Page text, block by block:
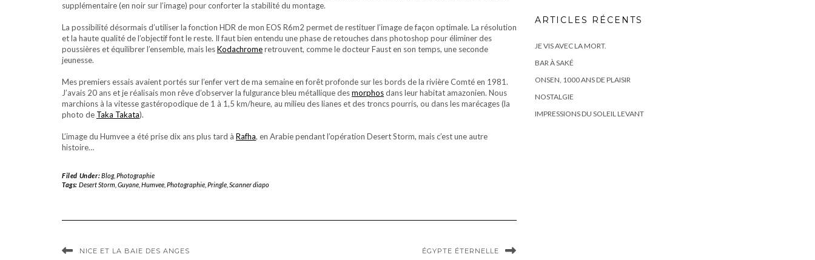
supplémentaire (en noir sur l’image) pour conforter la stabilité du montage.
La possibilité désormais d’utiliser la fonction HDR de mon EOS R6m2 permet de restituer l’image de façon optimale. La résolution
et la haute qualité de l’objectif font le reste. Il faut bien entendu une phase de retouches dans photoshop pour éliminer des
poussières et équilibrer l’ensemble, mais lesKodachromeretrouvent, comme le docteur Faust en son temps, une seconde
jeunesse.
Mes premiers essais avaient portés sur l’enfer vert de ma semaine en forêt profonde sur les bords de la rivière Comté en 1981.
J’avais 20 ans et je réalisais mon rêve d’observer la fulgurance bleu métallique desmorphosdans leur habitat amazonien. Nous
marchions à la vitesse gastéropodique de 1 à 1,5 km/heure, au milieu des lianes et des troncs pourris, ou dans les marécages (la
photo de Taka Takata).
L’image du Humvee a été prise dix ans plus tard à Rafha, en Arabie pendant l’opération Desert Storm, mais c’est une autre
histoire…
Filed Under:Blog, Photographie
Tags: Desert Storm Guyane, Humvee, Photographie, Pringle, Scanner diapo
NICE ET LA BAIE DES ANGES ÉGYPTE ÉTERNELLE
ARTICLES RÉCENTS
JE VIS AVEC LA MORT.
BAR À SAKÉ
ONSEN, 1000 ANS DE PLAISIR
NOSTALGIE
IMPRESSIONS DU SOLEIL LEVANT